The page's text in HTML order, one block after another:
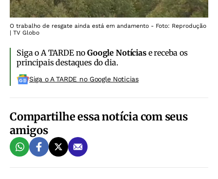
O trabalho de resgate ainda está em andamento - Foto: Reprodução
| TV Globo
Siga o A TARDE noGoogle Notíciase receba os
principais destaques do dia.
Siga o A TARDE no Google Noticias
Compartilhe essa notícia com seus
amigos